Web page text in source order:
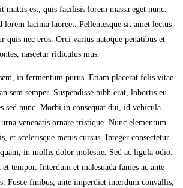
mattis est, quis facilisis lorem massa eget nunc.
lacinia laoreet. Pellentesque sit amet lectus
quis nec eros. Orci varius natoque penatibus et
nascetur ridiculus mus.
in fermentum purus. Etiam placerat felis vitae
sem semper. Suspendisse nibh erat, lobortis eu
sed nunc. Morbi in consequat dui, id vehicula
venenatis ornare tristique. Nunc elementum
et scelerisque metus cursus. Integer consectetur
in mollis dolor molestie. Sed ac ligula odio.
tempor. Interdum et malesuada fames ac ante
Fusce finibus, ante imperdiet interdum convallis,